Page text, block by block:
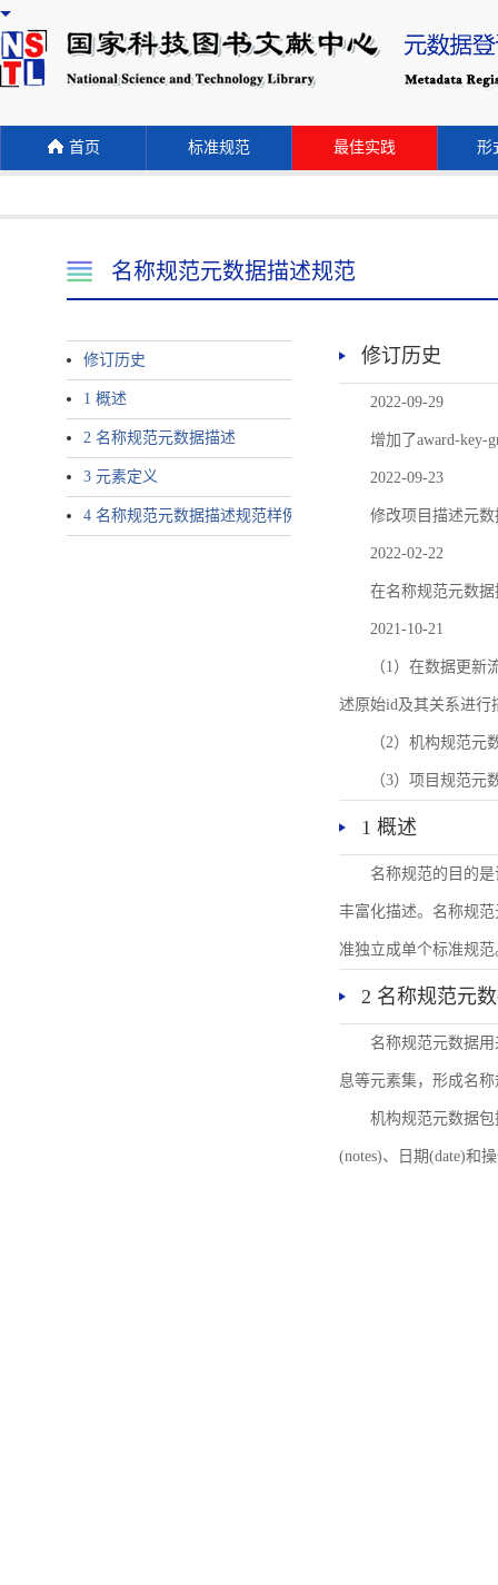
首页 标准规范 最佳实践 形
名称规范元数据描述规范
修订历史
1 概述
2 名称规范元数据描述
3 元素定义
4 名称规范元数据描述规范样例
修订历史
2022-09-29
增加了award-key-
2022-09-23
修改项目描述元
2022-02-22
在名称规范元数
2021-10-21
（1）在数据更
述原始id及其关系进行
（2）机构规范元
（3）项目规范
1 概述
名称规范的目的
丰富化描述。名称规
准独立成单个标准规范
2 名称规范元
名称规范元数据
息等元素集，形成名
机构规范元数据
(notes)、日期(date)和